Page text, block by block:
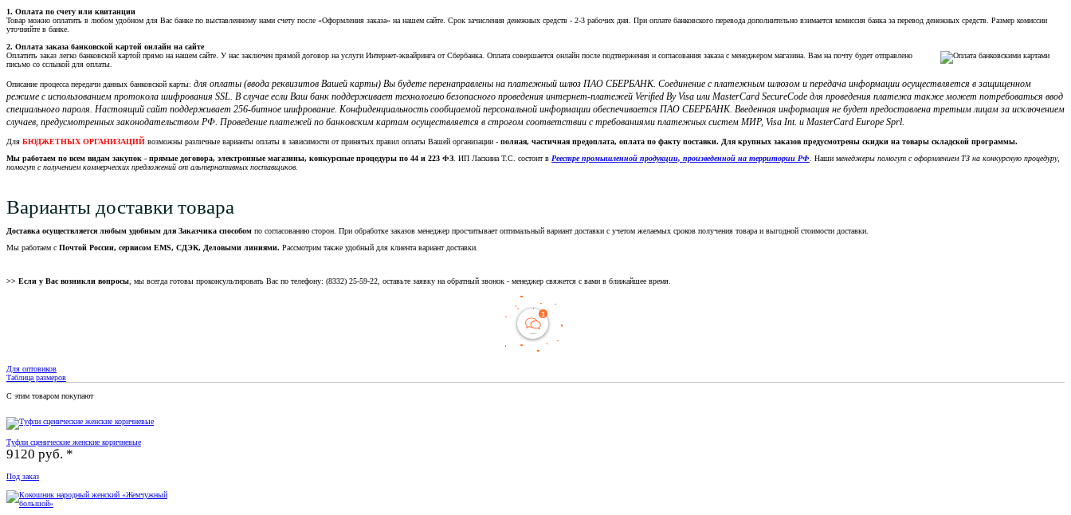
1. Оплата по счету или квитанции
Товар можно оплатить в любом удобном для Вас банке по выставленному нами счету после «Оформления заказа» на нашем сайте. Срок зачисления денежных средств - 2-3 рабочих дня. При оплате банковского перевода дополнительно взимается комиссия банка за перевод денежных средств. Размер комиссии
уточняйте в банке.
2. Оплата заказа банковской картой онлайн на сайте
Оплатить заказ легко банковской картой прямо на нашем сайте. У нас заключен прямой договор на услуги Интернет-эквайринга от Сбербанка. Оплата совершается онлайн после подтвержения и согласования заказа с менеджером магазина. Вам на почту будет отправлено
письмо со сслыкой для оплаты.
Описание процесса передачи данных банковской карты: для оплаты (ввода реквизитов Вашей карты) Вы будете перенаправлены на платежный шлюз ПАО СБЕРБАНК. Соединение с платежным шлюзом и передача информации осуществляется в защищенном
режиме с использованием протокола шифрования SSL. В случае если Ваш банк поддерживает технологию безопасного проведения интернет-платежей Verified By Visa или MasterCard SecureCode для проведения платежа также может потребоваться ввод
специального пароля. Настоящий сайт поддерживает 256-битное шифрование. Конфиденциальность сообщаемой персональной информации обеспечивается ПАО СБЕРБАНК. Введенная информация не будет предоставлена третьим лицам за исключением
случаев, предусмотренных законодательством РФ. Проведение платежей по банковским картам осуществляется в строгом соответствии с требованиями платежных систем МИР, Visa Int. и MasterCard Europe Sprl.
Для БЮДЖЕТНЫХ ОРГАНИЗАЦИЙ возможны различные варианты оплаты в зависимости от принятых правил оплаты Вашей организации - полная, частичная предоплата, оплата по факту поставки. Для крупных заказов предусмотрены скидки на товары складской программы.
Мы работаем по всем видам закупок - прямые договора, электронные магазины, конкурсные процедуры по 44 и 223 ФЗ. ИП Ласкина Т.С. состоит в Реестре промышленной продукции, произведенной на территории РФ. Наши менеджеры помогут с оформлением ТЗ на конкурсную процедуру,
помогут с получением коммерческих предложений от альтернативных поставщиков.
Варианты доставки товара
Доставка осуществляется любым удобным для Заказчика способом по согласованию сторон. При обработке заказов менеджер просчитывает оптимальный вариант доставки с учетом желаемых сроков получения товара и выгодной стоимости доставки.
Мы работаем с Почтой России, сервисом EMS, СДЭК, Деловыми линиями. Рассмотрим также удобный для клиента вариант доставки.
>> Если у Вас возникли вопросы, мы всегда готовы проконсультировать Вас по телефону: (8332) 25-59-22, оставьте заявку на обратный звонок - менеджер свяжется с вами в ближайшее время.
Для оптовиков
Таблица размеров
С этим товаром покупают
Туфли сценические женские коричневые
9120 руб. *
Под заказ